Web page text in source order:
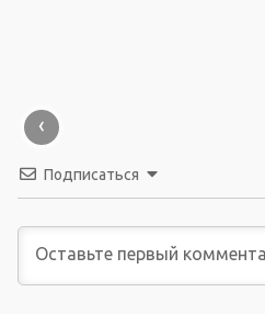
‹
Подписаться